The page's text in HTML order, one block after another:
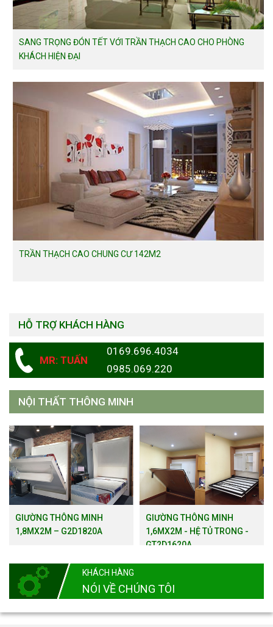
SANG TRỌNG ĐÓN TẾT VỚI TRẦN THẠCH CAO CHO PHÒNG
KHÁCH HIỆN ĐẠI
TRẦN THẠCH CAO CHUNG CƯ 142M2
HỖ TRỢ KHÁCH HÀNG
MR: TUẤN
0169.696.4034
0985.069.220
NỘI THẤT THÔNG MINH
GIƯỜNG THÔNG MINH
1,8MX2M – G2D1820A
GIƯỜNG THÔNG MINH
1,6MX2M - HỆ TỦ TRONG -
GT2D1620A
KHÁCH HÀNG
NÓI VỀ CHÚNG TÔI